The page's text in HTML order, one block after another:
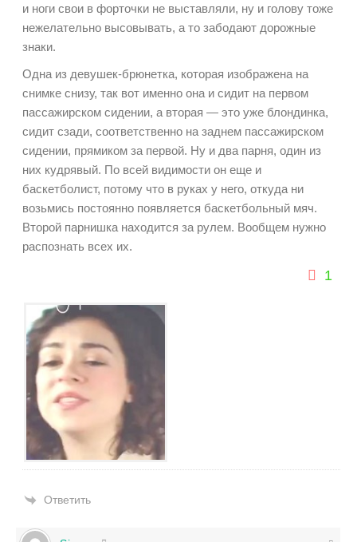
и ноги свои в форточки не выставляли, ну и голову тоже
нежелательно высовывать, а то забодают дорожные
знаки.
Одна из девушек-брюнетка, которая изображена на
снимке снизу, так вот именно она и сидит на первом
пассажирском сидении, а вторая — это уже блондинка,
сидит сзади, соответственно на заднем пассажирском
сидении, прямиком за первой. Ну и два парня, один из
них кудрявый. По всей видимости он еще и
баскетболист, потому что в руках у него, откуда ни
возьмись постоянно появляется баскетбольный мяч.
Второй парнишка находится за рулем. Вообщем нужно
распознать всех их.
1
Ответить